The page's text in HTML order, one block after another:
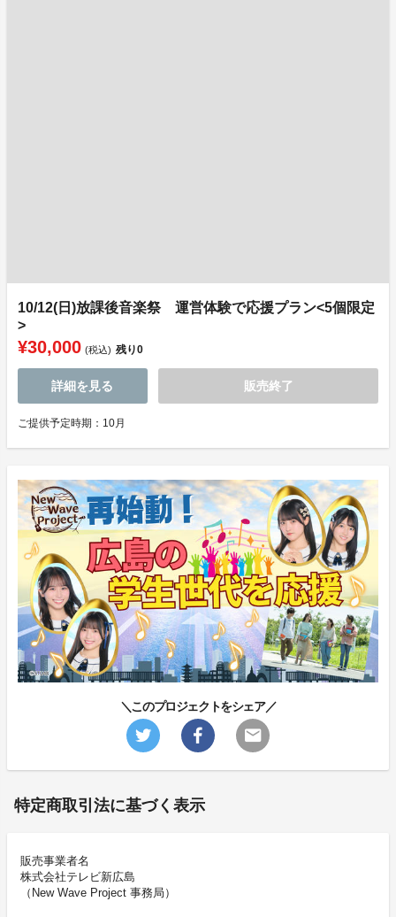
10/12(日)放課後音楽祭 運営体験で応援プラン<5個限定
>
¥30,000 (税込) 残り0
詳細を見る 販売終了
ご提供予定時期：10月
＼このプロジェクトをシェア／
特定商取引法に基づく表示
販売事業者名
株式会社テレビ新広島
（New Wave Project 事務局）